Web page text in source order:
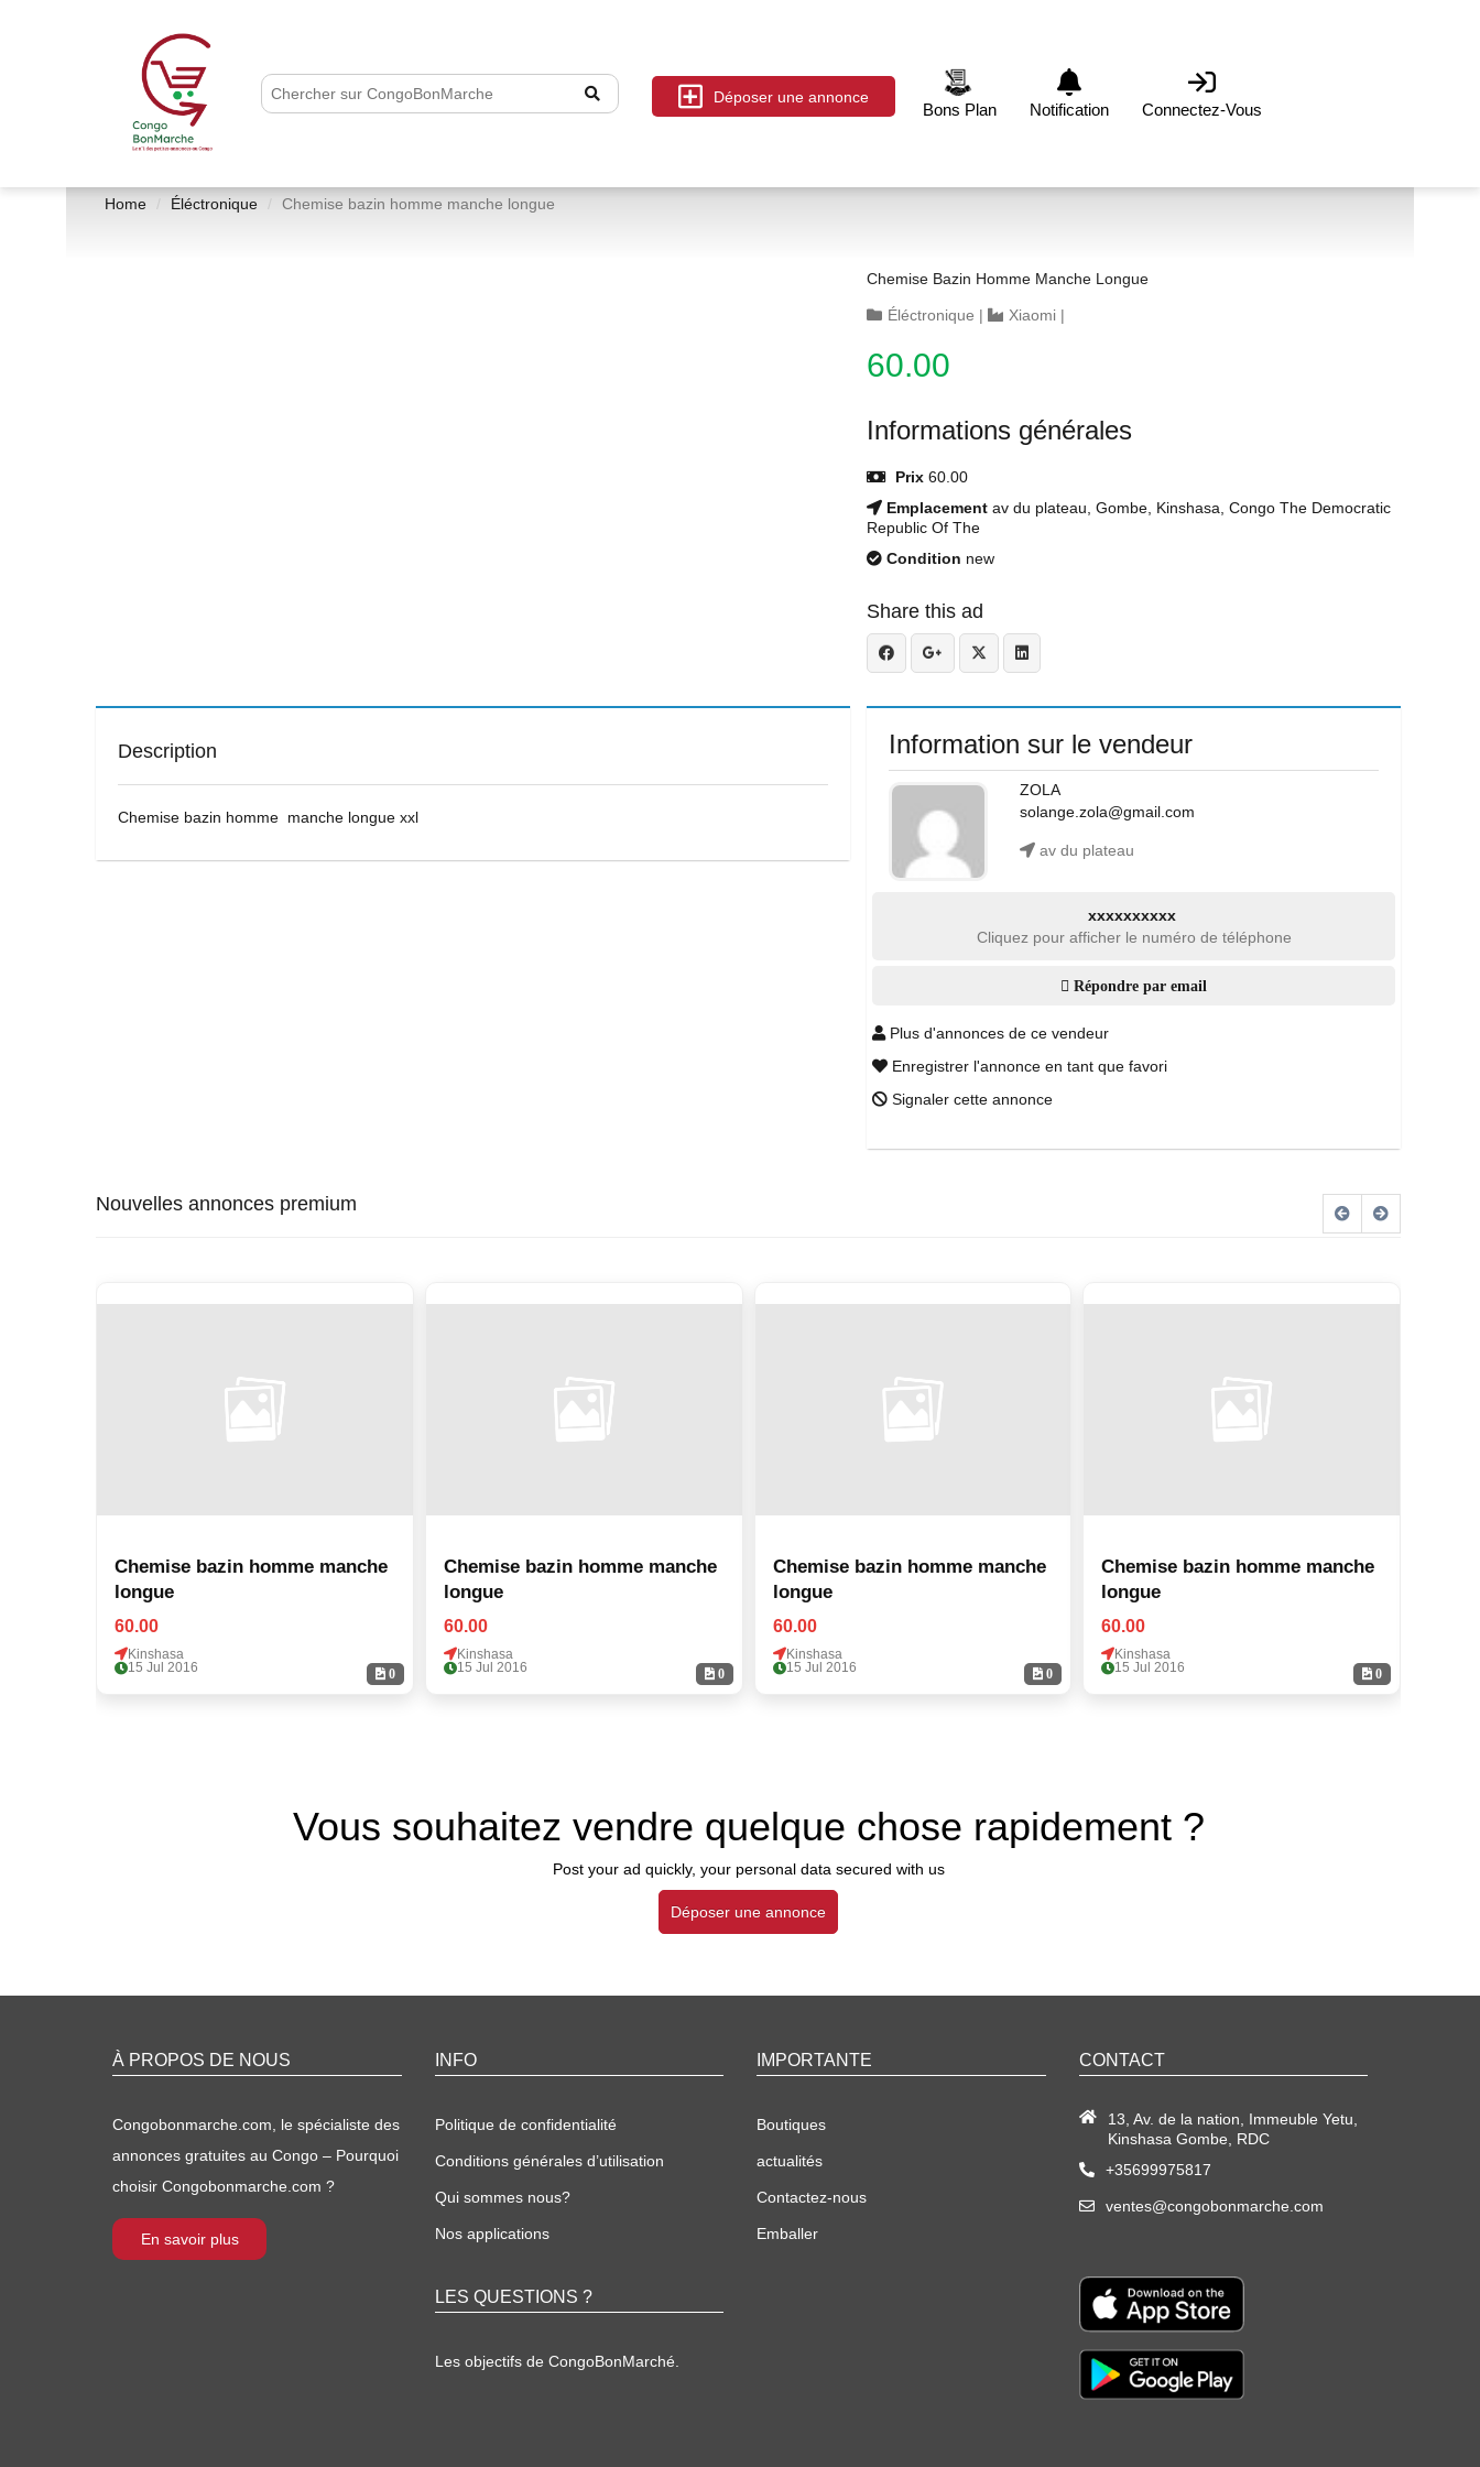
Déposer une annonce
Bons Plan Notification Connectez-Vous
Home Éléctronique Chemise bazin homme manche longue
Chemise Bazin Homme Manche Longue
Éléctronique | Xiaomi |
60.00
Informations générales
Prix 60.00
Emplacement av du plateau, Gombe, Kinshasa, Congo The Democratic
Republic Of The
Condition new
Share this ad
Description
Chemise bazin homme manche longue xxl
Information sur le vendeur
ZOLA
solange.zola@gmail.com
av du plateau
xxxxxxxxxx
Cliquez pour afficher le numéro de téléphone
Répondre par email
Plus d'annonces de ce vendeur
Enregistrer l'annonce en tant que favori
Signaler cette annonce
Nouvelles annonces premium
0
Chemise bazin homme manche
longue
60.00
Kinshasa
15 Jul 2016
0
Chemise bazin homme manche
longue
60.00
Kinshasa
15 Jul 2016
0
Chemise bazin homme manche
longue
60.00
Kinshasa
15 Jul 2016
0
Chemise bazin homme manche
longue
60.00
Kinshasa
15 Jul 2016
Vous souhaitez vendre quelque chose rapidement ?
Post your ad quickly, your personal data secured with us
Déposer une annonce
À PROPOS DE NOUS
Congobonmarche.com, le spécialiste des
annonces gratuites au Congo – Pourquoi
choisir Congobonmarche.com ?
En savoir plus
INFO
Politique de confidentialité
Conditions générales d’utilisation
Qui sommes nous?
Nos applications
LES QUESTIONS ?
Les objectifs de CongoBonMarché.
IMPORTANTE
Boutiques
actualités
Contactez-nous
Emballer
CONTACT
13, Av. de la nation, Immeuble Yetu,
Kinshasa Gombe, RDC
+35699975817
ventes@congobonmarche.com